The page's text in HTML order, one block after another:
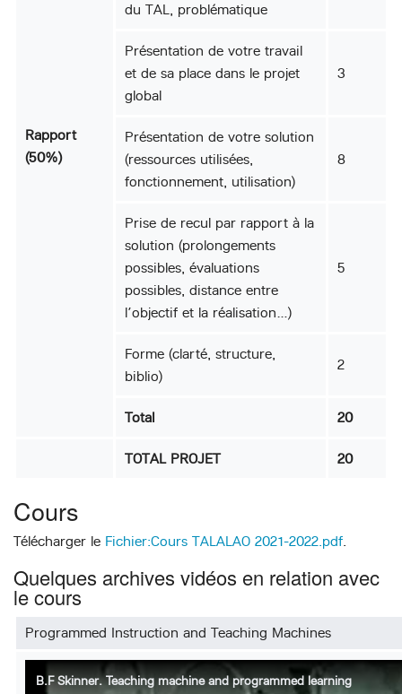
Rapport
(50%)
du TAL, problématique
Présentation de votre travail
et de sa place dans le projet
global
3
Présentation de votre solution
(ressources utilisées,
fonctionnement, utilisation)
8
Prise de recul par rapport à la
solution (prolongements
possibles, évaluations
possibles, distance entre
l’objectif et la réalisation…)
5
Forme (clarté, structure,
biblio)
2
Total 20
TOTAL PROJET 20
Cours
Télécharger le Fichier:Cours TALALAO 2021-2022.pdf.
Quelques archives vidéos en relation avec
le cours
Programmed Instruction and Teaching Machines
B.F Skinner. Teaching machine and programmed learning